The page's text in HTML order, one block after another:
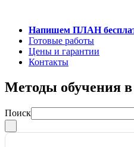
Напишем ПЛАН
Готовые работы
Цены и гарантии
Контакты
Методы обучения
Поиск